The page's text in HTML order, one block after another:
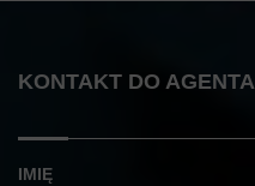
KONTAKT DO
IMIĘ